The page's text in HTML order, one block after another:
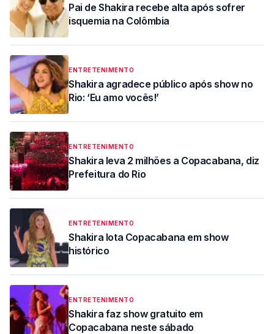
Pai de Shakira recebe alta após sofrer
isquemia na Colômbia
ENTRETENIMENTO
Shakira agradece público após show no
Rio: ‘Eu amo vocês!’
ENTRETENIMENTO
Shakira leva 2 milhões a Copacabana, diz
Prefeitura do Rio
ENTRETENIMENTO
Shakira lota Copacabana em show
histórico
ENTRETENIMENTO
Shakira faz show gratuito em
Copacabana neste sábado